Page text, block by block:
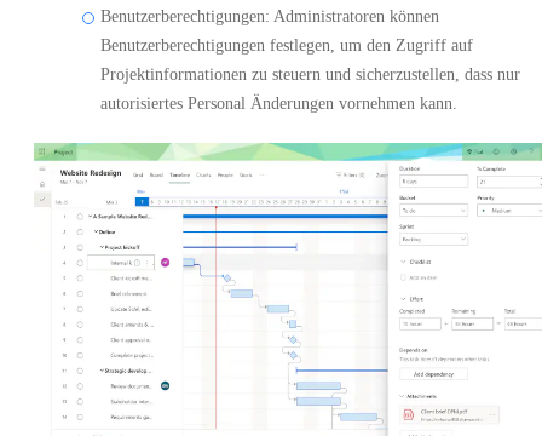
Benutzerberechtigungen: Administratoren können
Benutzerberechtigungen festlegen, um den Zugriff auf
Projektinformationen zu steuern und sicherzustellen, dass nur
autorisiertes Personal Änderungen vornehmen kann.